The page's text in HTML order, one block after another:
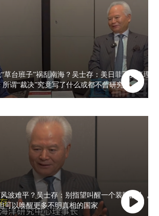
草台班子”祸乱南海？吴士存：美日菲不要真理
所谓“裁决”究竟写了什么或都不曾研究
波难平？吴士存：别指望叫醒一个装睡的人，
可以唤醒更多不明真相的国家